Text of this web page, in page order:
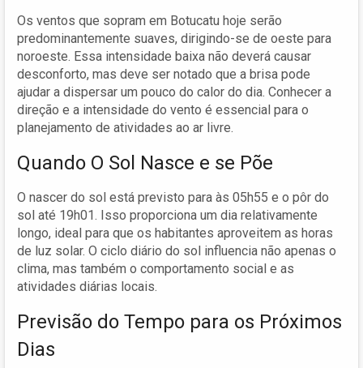
Os ventos que sopram em Botucatu hoje serão
predominantemente suaves, dirigindo-se de oeste para
noroeste. Essa intensidade baixa não deverá causar
desconforto, mas deve ser notado que a brisa pode
ajudar a dispersar um pouco do calor do dia. Conhecer a
direção e a intensidade do vento é essencial para o
planejamento de atividades ao ar livre.
Quando O Sol Nasce e se Põe
O nascer do sol está previsto para às 05h55 e o pôr do
sol até 19h01. Isso proporciona um dia relativamente
longo, ideal para que os habitantes aproveitem as horas
de luz solar. O ciclo diário do sol influencia não apenas o
clima, mas também o comportamento social e as
atividades diárias locais.
Previsão do Tempo para os Próximos
Dias